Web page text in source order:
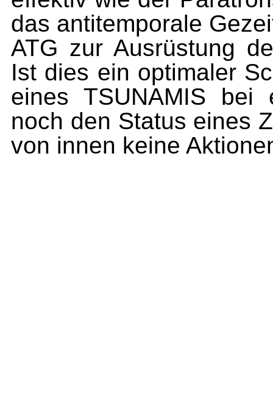
das antitemporale
ATG zur Ausrüstung
Ist dies ein optimaler
eines TSU­NAMIS bei
noch den Status eines
von innen keine